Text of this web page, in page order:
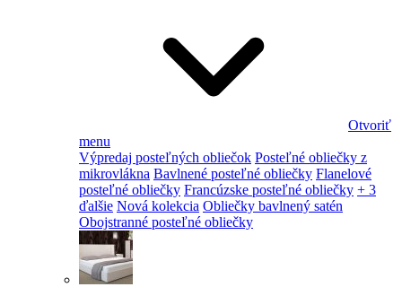
Otvoriť
menu
Výpredaj posteľných obliečok Posteľné obliečky z
mikrovlákna Bavlnené posteľné obliečky Flanelové
posteľné obliečky Francúzske posteľné obliečky + 3
ďalšie Nová kolekcia Obliečky bavlnený satén
Obojstranné posteľné obliečky